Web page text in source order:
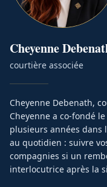
Cheyenne
courtière associée
Cheyenne Debenath,
Cheyenne a co-fondé
plusieurs années dans
au quotidien : suivre
compagnies si un
interlocutrice après la